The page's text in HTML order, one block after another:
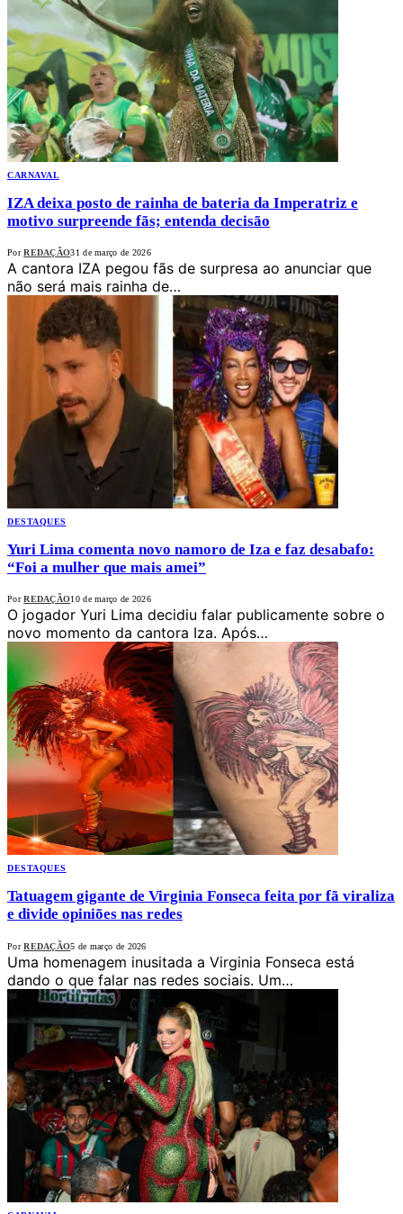
CARNAVAL
IZA deixa posto de rainha de bateria da Imperatriz e
motivo surpreende fãs; entenda decisão
Por REDAÇÃO31 de março de 2026
A cantora IZA pegou fãs de surpresa ao anunciar que
não será mais rainha de…
DESTAQUES
Yuri Lima comenta novo namoro de Iza e faz desabafo:
“Foi a mulher que mais amei”
Por REDAÇÃO10 de março de 2026
O jogador Yuri Lima decidiu falar publicamente sobre o
novo momento da cantora Iza. Após…
DESTAQUES
Tatuagem gigante de Virginia Fonseca feita por fã viraliza
e divide opiniões nas redes
Por REDAÇÃO5 de março de 2026
Uma homenagem inusitada a Virginia Fonseca está
dando o que falar nas redes sociais. Um…